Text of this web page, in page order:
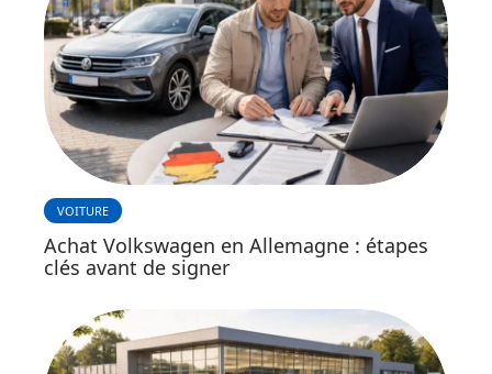
VOITURE
Achat Volkswagen en Allemagne : étapes
clés avant de signer